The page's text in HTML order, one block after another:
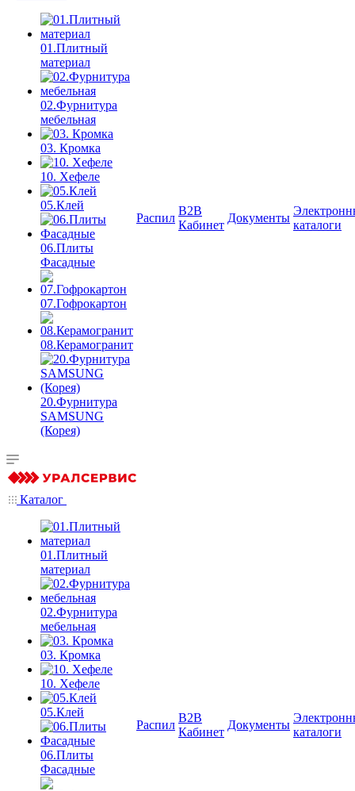
01.Плитный
материал
02.Фурнитура
мебельная
03. Кромка
10. Хефеле
05.Клей
06.Плиты
Фасадные
07.Гофрокартон
08.Керамогранит
20.Фурнитура
SAMSUNG
(Корея)
Распил
B2B
Кабинет
Документы
каталоги
Каталог
01.Плитный
материал
02.Фурнитура
мебельная
03. Кромка
10. Хефеле
05.Клей
06.Плиты
Фасадные
Распил
B2B
Кабинет
Документы
каталоги